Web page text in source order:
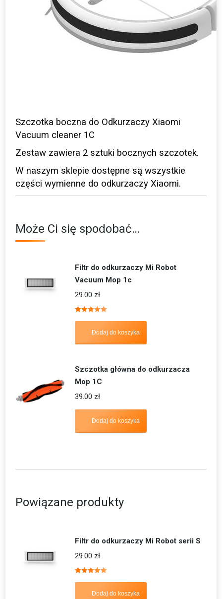
Szczotka boczna do Odkurzaczy Xiaomi
Vacuum cleaner 1C
Zestaw zawiera 2 sztuki bocznych szczotek.
W naszym sklepie dostępne są wszystkie
części wymienne do odkurzaczy Xiaomi.
Może Ci się spodobać…
Filtr do odkurzaczy Mi Robot
Vacuum Mop 1c
29.00 zł
Dodaj do koszyka
Szczotka główna do odkurzacza
Mop 1C
39.00 zł
Dodaj do koszyka
Powiązane produkty
Filtr do odkurzaczy Mi Robot serii S
29.00 zł
Dodaj do koszyka